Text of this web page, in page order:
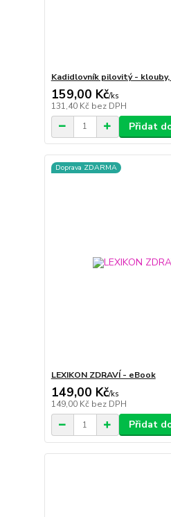
Kadidlovník pilovitý -
159,00 Kč/ks
131,40 Kč bez DPH
Přidat
Doprava ZDARMA
LEXIKON ZDRAVÍ - eBook
149,00 Kč/ks
149,00 Kč bez DPH
Přidat